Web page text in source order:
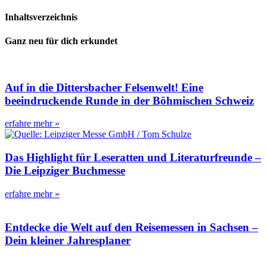
Inhaltsverzeichnis
Ganz neu für dich erkundet
Auf in die Dittersbacher Felsenwelt! Eine
beeindruckende Runde in der Böhmischen Schweiz
erfahre mehr »
Das Highlight für Leseratten und Literaturfreunde –
Die Leipziger Buchmesse
erfahre mehr »
Entdecke die Welt auf den Reisemessen in Sachsen –
Dein kleiner Jahresplaner